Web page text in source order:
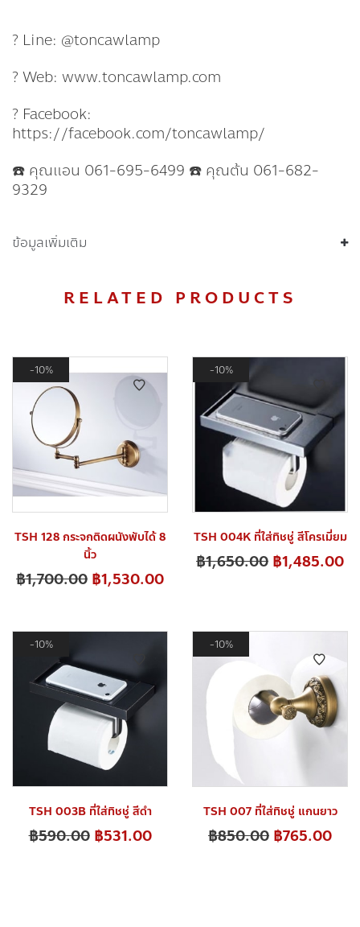
? Line: @toncawlamp
? Web: www.toncawlamp.com
? Facebook:
https://facebook.com/toncawlamp/
☎️ คุณแอน 061-695-6499 ☎️ คุณต้น 061-682-
9329
ข้อมูลเพิ่มเติม
RELATED PRODUCTS
10%
TSH 128 กระจกติดผนังพับได้ 8
นิ้ว
฿1,700.00 ฿1,530.00
10%
TSH 004K ที่ใส่ทิชชู่ สีโครเมี่ยม
฿1,650.00 ฿1,485.00
10%
TSH 003B ที่ใส่ทิชชู่ สีดำ
฿590.00 ฿531.00
10%
TSH 007 ที่ใส่ทิชชู่ แกนยาว
฿850.00 ฿765.00